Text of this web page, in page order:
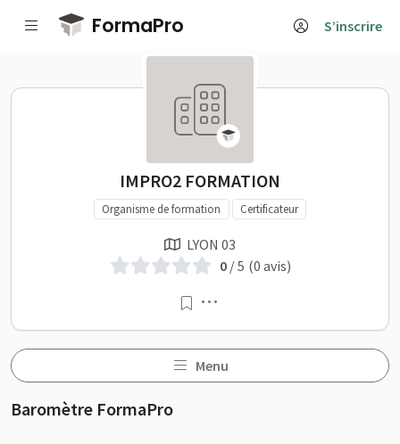
Passer au contenu principal
FormaPro S’inscrire
IMPRO2 FORMATION sur
IMPRO2 FORMATION
Organisme de formation Certificateur
LYON 03
0/ 5 (0 avis)
Menu
Profil
Baromètre FormaPro